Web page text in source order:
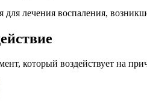
для лечения воспаления,
который воздействует на